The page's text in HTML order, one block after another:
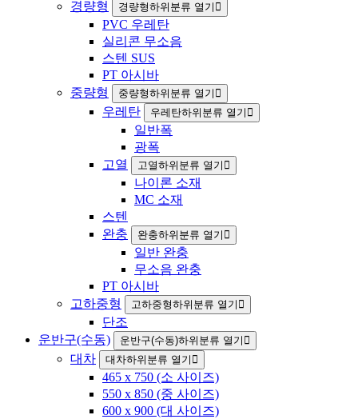
경량형 경량형하위분류 열기
PVC 우레탄
실리콘 무소음
스텐 SUS
PT 아시바
중량형
중량형하위분류 열기
우레탄 우레탄하위분류 열기
일반폭
광폭
고열
고열하위분류 열기
나이론 소재
MC 소재
스텐
완충
완충하위분류 열기
일반 완충
무소음 완충
PT 아시바
고하중형
고하중형하위분류 열기
단조
운반구(수동)
운반구(수동)하위분류 열기
대차 대차하위분류 열기
465 x 750 (소 사이즈)
550 x 850 (중 사이즈)
600 x 900 (대 사이즈)